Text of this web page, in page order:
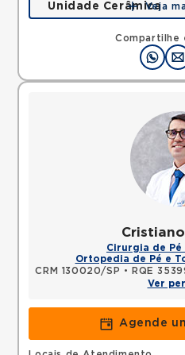
Compartilhe
Unidade Cerâmica
Alameda Caulim,
SP, 09531195 •
Veja
Cirurgia de
Ortopedia de Pé e
CRM 130020/SP •
RQE
Ver
Agende